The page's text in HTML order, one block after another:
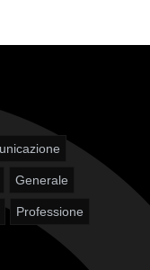
un po’ di
che questo
lo strumento
per creare reti
attività a basso
di questo…
e fare
clienti per la
di lavoro per
Generale
Professione